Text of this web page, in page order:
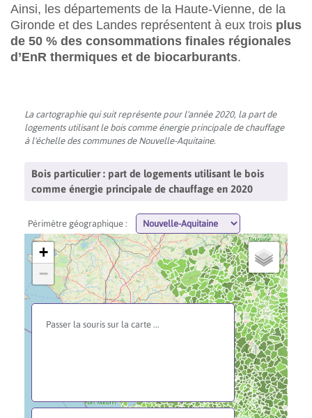
Ainsi, les départements de la Haute-Vienne, de la
Gironde et des Landes représentent à eux trois plus
de 50 % des consommations finales régionales
d’EnR thermiques et de biocarburants.